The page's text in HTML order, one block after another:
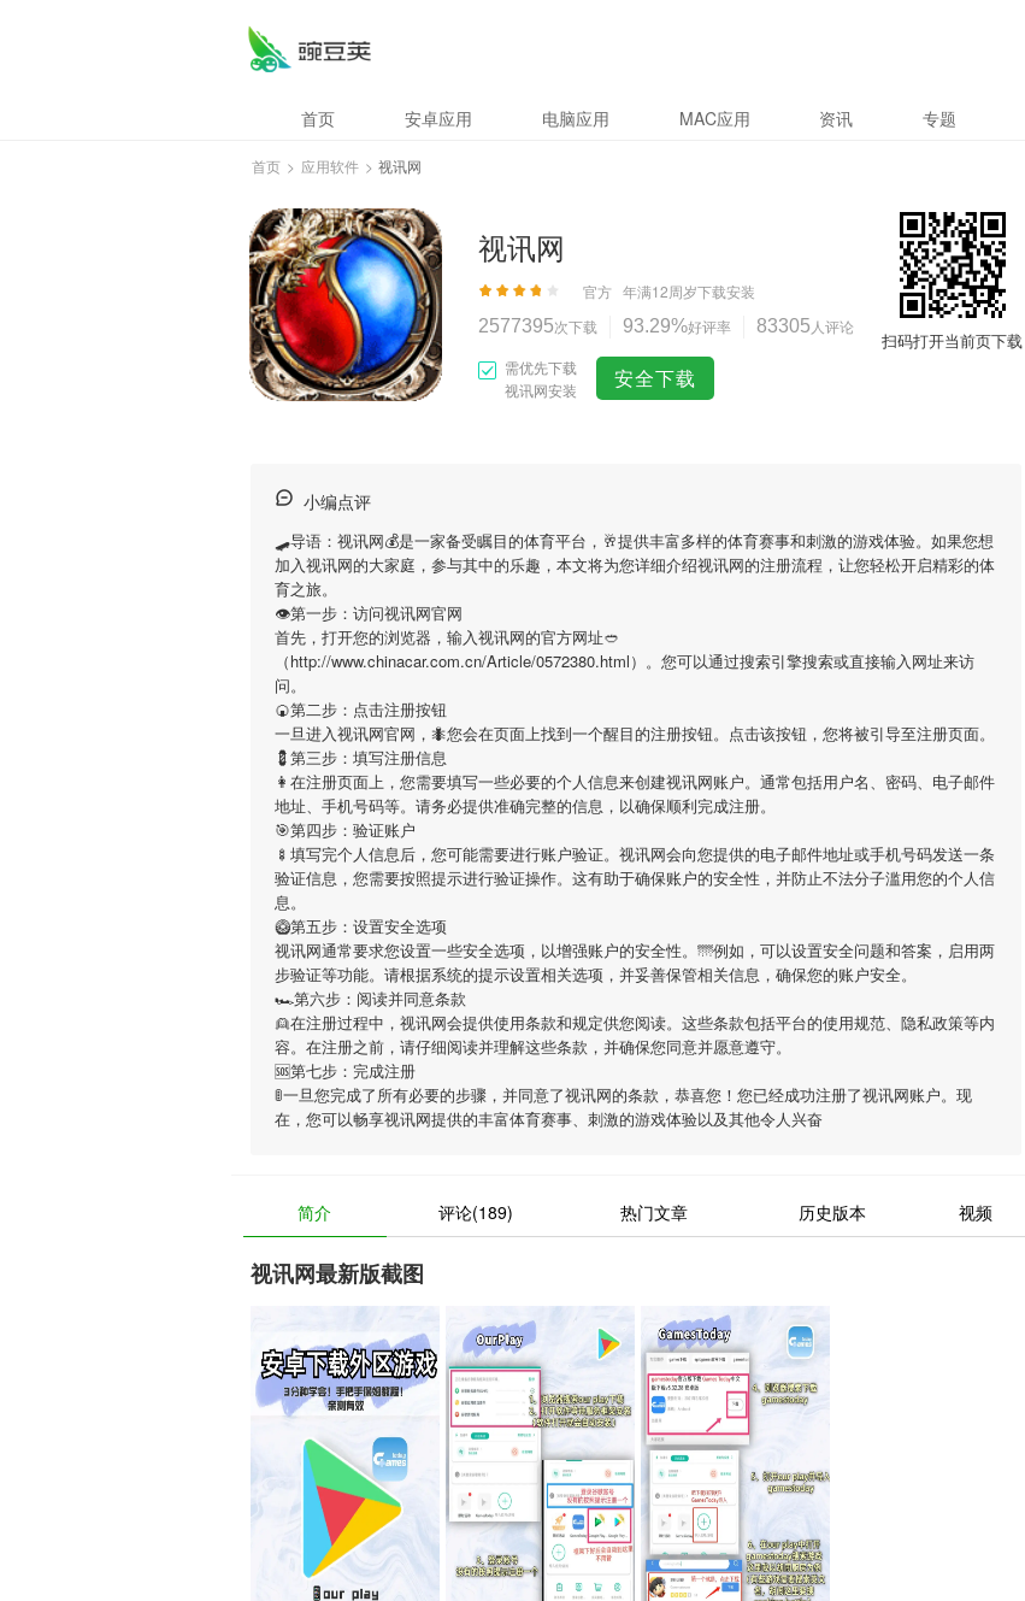
首页 安卓应用 电脑应用 MAC应用 资讯 专题
首页 > 应用软件 > 视讯网
视讯网
官方 年满12周岁下载安装
2577395次下载 93.29%好评率 83305 人评论
需优先下载
视讯网安装
安全下载
扫码打开当前页下载
小编点评
🛹导语： 视讯网💰是一家备受瞩目的体育平台，🥂提供丰富多样的体育赛事和刺激的游戏体验。如果您想
加入视讯网的大家庭，参与其中的乐趣，本文将为您详细介绍视讯网的注册流程，让您轻松开启精彩的体
育之旅。
👁第一步：访问视讯网官网
首先，打开您的浏览器，输入视讯网的官方网址🥙
（http://www.chinacar.com.cn/Article/0572380.html）。您可以通过搜索引擎搜索或直接输入网址来访
问。
🍘第二步：点击注册按钮
一旦进入视讯网官网，🐜您会在页面上找到一个醒目的注册按钮。点击该按钮，您将被引导至注册页面。
💈第三步：填写注册信息
👩在注册页面上，您需要填写一些必要的个人信息来创建视讯网账户。通常包括用户名、密码、电子邮件
地址、手机号码等。请务必提供准确完整的信息，以确保顺利完成注册。
🎯第四步：验证账户
🍢填写完个人信息后，您可能需要进行账户验证。 视讯网会向您提供的电子邮件地址或手机号码发送一条
验证信息，您需要按照提示进行验证操作。这有助于确保账户的安全性，并防止不法分子滥用您的个人信
息。
🥝第五步：设置安全选项
视讯网通常要求您设置一些安全选项，以增强账户的安全性。🌁例如，可以设置安全问题和答案，启用两
步验证等功能。请根据系统的提示设置相关选项，并妥善保管相关信息，确保您的账户安全。
🏎第六步：阅读并同意条款
👱在注册过程中， 视讯网会提供使用条款和规定供您阅读。这些条款包括平台的使用规范、隐私政策等内
容。在注册之前，请仔细阅读并理解这些条款，并确保您同意并愿意遵守。
🆘第七步：完成注册
🚦一旦您完成了所有必要的步骤，并同意了视讯网的条款，恭喜您！您已经成功注册了视讯网账户。现
在，您可以畅享视讯网提供的丰富体育赛事、刺激的游戏体验以及其他令人兴奋
简介 评论(189) 热门文章 历史版本 视频
视讯网最新版截图